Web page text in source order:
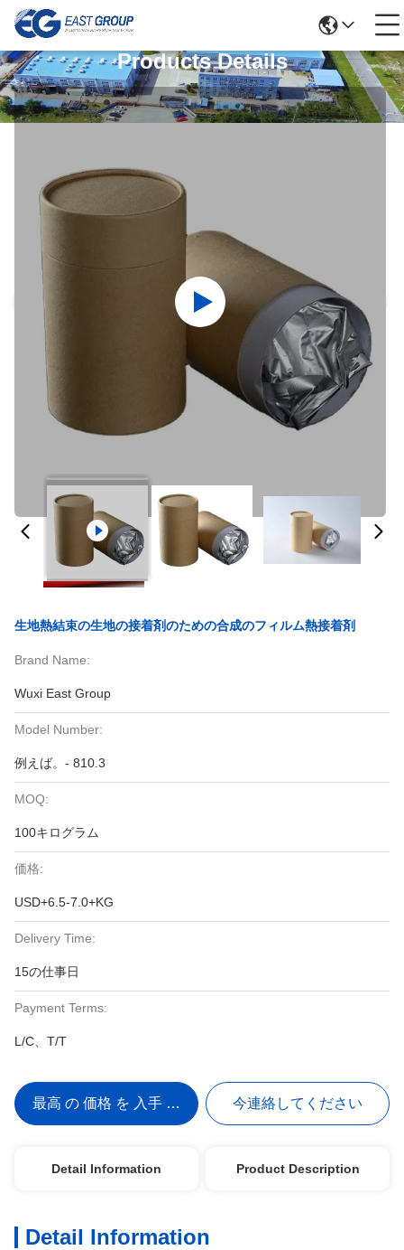
Products Details
生地熱結束の生地の接着剤のための合成のフィルム熱接着剤
Brand Name:
Wuxi East Group
Model Number:
例えば。- 810.3
MOQ:
100キログラム
価格:
USD+6.5-7.0+KG
Delivery Time:
15の仕事日
Payment Terms:
L/C、T/T
最高 の 価格 を 入手 する 今連絡してください
Detail Information Product Description
Detail Information